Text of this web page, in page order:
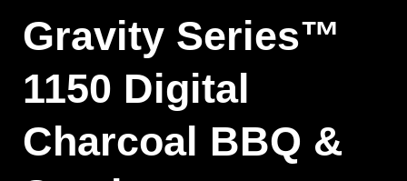
Gravity Series™
1150 Digital
Charcoal BBQ &